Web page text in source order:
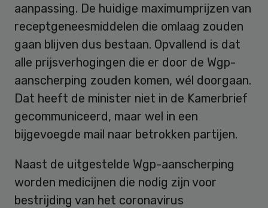
aanpassing. De huidige maximumprijzen van
receptgeneesmiddelen die omlaag zouden
gaan blijven dus bestaan. Opvallend is dat
alle prijsverhogingen die er door de Wgp-
aanscherping zouden komen, wél doorgaan.
Dat heeft de minister niet in de Kamerbrief
gecommuniceerd, maar wel in een
bijgevoegde mail naar betrokken partijen.
Naast de uitgestelde Wgp-aanscherping
worden medicijnen die nodig zijn voor
bestrijding van het coronavirus